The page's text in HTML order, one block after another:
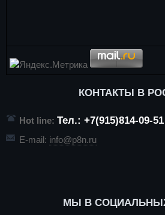
КОНТАКТЫ В
Hot line: Тел.: +7(915)814-09-51
E-mail: info@p8n.ru
МЫ В